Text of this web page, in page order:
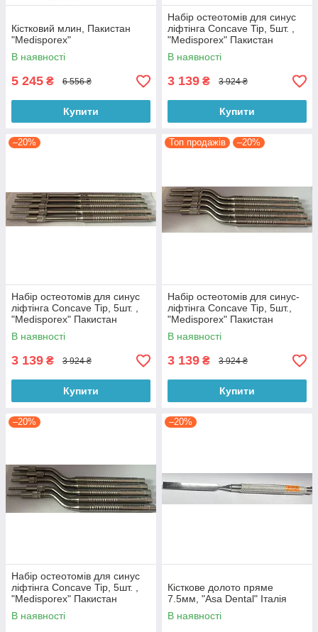
Кістковий млин, Пакистан
"Medisporex"
В наявності
5 245 ₴ 6 556 ₴
Купити
Набір остеотомів для синус
ліфтінга Concave Tip, 5шт. ,
"Medisporex" Пакистан
В наявності
3 139 ₴ 3 924 ₴
Купити
–20%
Набір остеотомів для синус
ліфтінга Concave Tip, 5шт. ,
"Medisporex" Пакистан
В наявності
3 139 ₴ 3 924 ₴
Купити
Топ продажів –20%
Набір остеотомів для синус-
ліфтінга Concave Tip, 5шт.,
"Medisporex" Пакистан
В наявності
3 139 ₴ 3 924 ₴
Купити
–20%
Набір остеотомів для синус
ліфтінга Concave Tip, 5шт. ,
"Medisporex" Пакистан
В наявності
–20%
Кісткове долото пряме
7.5мм, "Asa Dental" Італія
В наявності